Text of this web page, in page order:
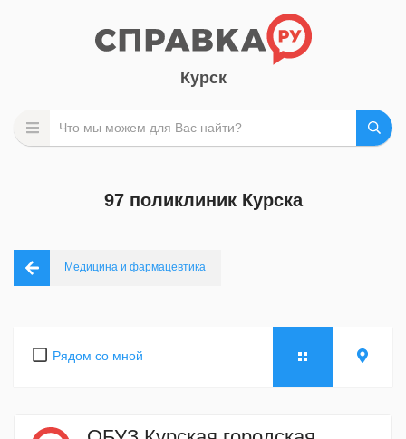
Курск
97 поликлиник Курска
Медицина и фармацевтика
Рядом со мной